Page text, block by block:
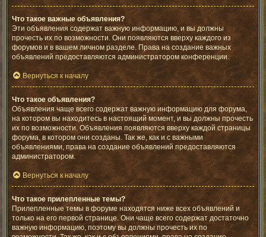
Что такое важные объявления?
Эти объявления содержат важную информацию, и вы должны
прочесть их по возможности. Они появляются вверху каждого из
форумов и в вашем личном разделе. Права на создание важных
объявлений предоставляются администратором конференции.
Вернуться к началу
Что такое объявления?
Объявления чаще всего содержат важную информацию для форума,
на котором вы находитесь в настоящий момент, и вы должны прочесть
их по возможности. Объявления появляются вверху каждой страницы
форума, в котором они созданы. Так же, как и с важными
объявлениями, права на создание объявлений предоставляются
администратором.
Вернуться к началу
Что такое прилепленные темы?
Прилепленные темы в форуме находятся ниже всех объявлений и
только на его первой странице. Они чаще всего содержат достаточно
важную информацию, поэтому вы должны прочесть их по